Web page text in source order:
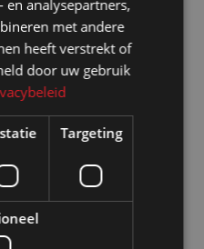
en analysepartners,
met andere
heeft verstrekt of
door uw gebruik
Targeting